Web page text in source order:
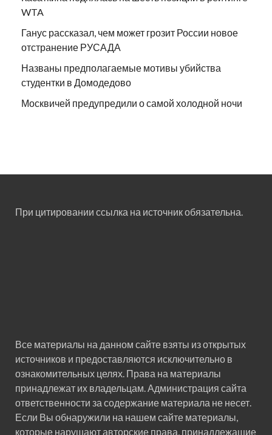
WTA
Ганус рассказал, чем может грозит России новое
отстранение РУСАДА
Названы предполагаемые мотивы убийства
студентки в Домодедово
Москвичей предупредили о самой холодной ночи
При цитировании ссылка на источник обязательна.
Все материалы на данном сайте взяты из открытых
источников и предоставляются исключительно в
ознакомительных целях. Права на материалы
принадлежат их владельцам. Администрация сайта
ответственности за содержание материала не несет.
Если Вы обнаружили на нашем сайте материалы,
которые нарушают авторские права, принадлежащие